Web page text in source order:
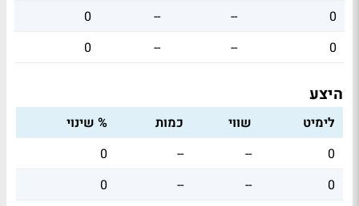
0
--
--
0
0
--
--
0
היצע
לימיט שווי כמות
% שינוי
0
--
--
0
0
--
--
0